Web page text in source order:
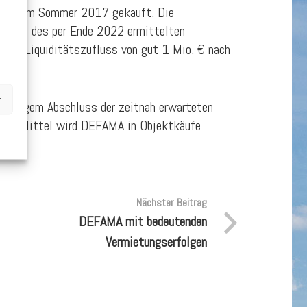
im Sommer 2017 gekauft. Die
des per Ende 2022 ermittelten
ein Liquiditätszufluss von gut 1 Mio. € nach
Abschluss der zeitnah erwarteten
Mittel wird DEFAMA in Objektkäufe
Nächster Beitrag
DEFAMA mit bedeutenden
Vermietungserfolgen